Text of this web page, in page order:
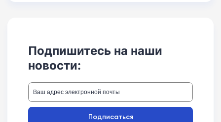
Подпишитесь на наши
новости:
Подписаться